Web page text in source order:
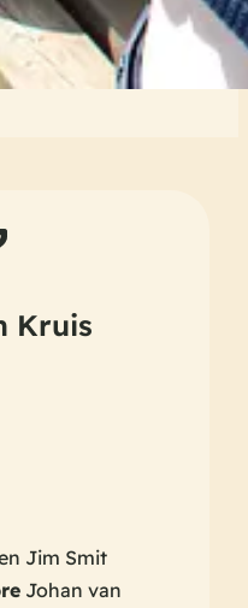
Kruis
Jim Smit
Johan van